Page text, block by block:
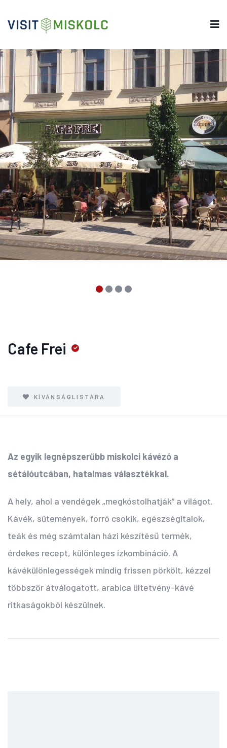
Cafe Frei
KÍVÁNSÁGLISTÁRA
Az egyik legnépszerűbb miskolci kávézó a
sétálóutcában, hatalmas választékkal.
A hely, ahol a vendégek „megkóstolhatják” a világot.
Kávék, sütemények, forró csokik, egészségitalok,
teák és még számtalan házi készítésű termék,
érdekes recept, különleges ízkombináció. A
kávékülönlegességek mindig frissen pörkölt, kézzel
többször átválogatott, arabica ültetvény-kávé
ritkaságokból készülnek.